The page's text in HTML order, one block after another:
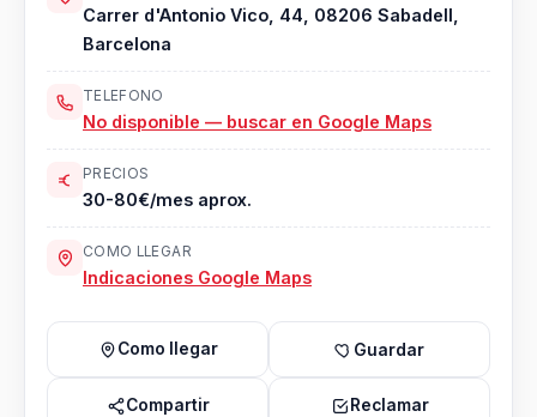
Carrer d'Antonio Vico, 44, 08206 Sabadell,
Barcelona
TELEFONO
No disponible — buscar en Google Maps
PRECIOS
30-80€/mes aprox.
COMO LLEGAR
Indicaciones Google Maps
Como llegar Guardar
Compartir Reclamar